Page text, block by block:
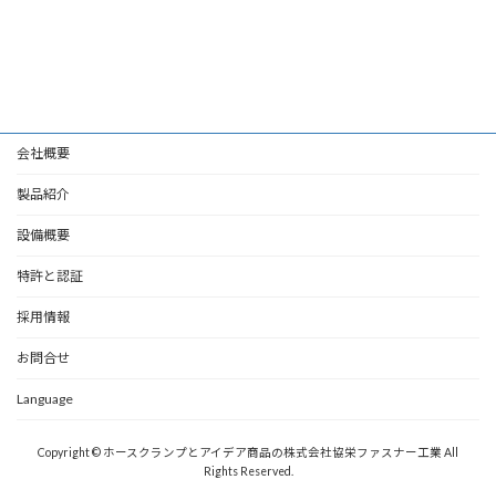
会社概要
製品紹介
設備概要
特許と認証
採用情報
お問合せ
Language
Copyright © ホースクランプとアイデア商品の株式会社協栄ファスナー工業 All
Rights Reserved.